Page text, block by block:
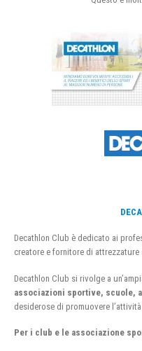
Decathlon Club è dedicato ai
creatore e fornitore di
Decathlon Club si rivolge a
associazioni sportive, scuole,
desiderose di promuovere
Per i club e le associazione